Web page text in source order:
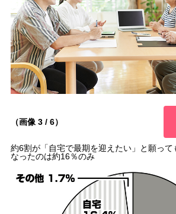
（画像 3 / 6）
約6割が「自宅で最期を迎えたい」と願って
なったのは約16％のみ